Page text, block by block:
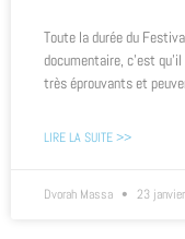
Toute la durée du
documentaire, c’est
très éprouvants et
LIRE LA SUITE >>
Dvorah Massa 23